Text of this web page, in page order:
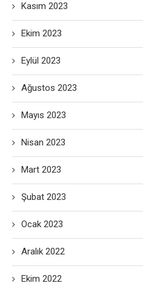
Kasım 2023
Ekim 2023
Eylül 2023
Ağustos 2023
Mayıs 2023
Nisan 2023
Mart 2023
Şubat 2023
Ocak 2023
Aralık 2022
Ekim 2022